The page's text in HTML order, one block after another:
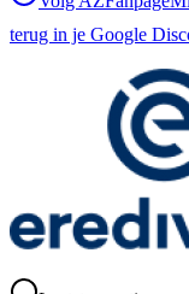
terug in je Google